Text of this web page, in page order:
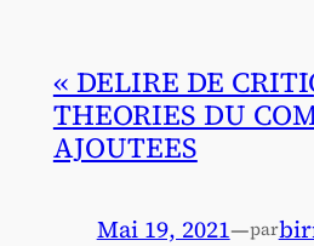
« DELIRE DE
THEORIES DU
AJOUTEES
Mai 19, 2021—par